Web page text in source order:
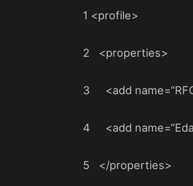
1 <profile>
2 <properties>
3 <add name=“
4 <add name=“
5 </properties>